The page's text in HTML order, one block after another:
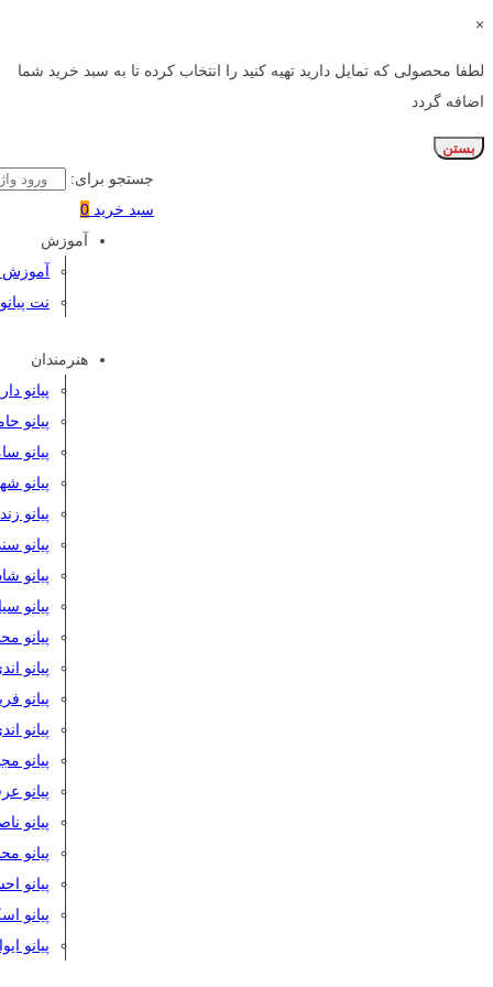
×
لطفا محصولی که تمایل دارید تهیه کنید را انتخاب کرده تا به سبد خرید شما
اضافه گردد
بستن
جستجو برای:
سبد خرید 0
آموزش
آموزش
نت پیانو
هنرمندان
پیانو
پیانو
پیانو
پیانو
پیانو
پیانو
پیانو
پیانو
پیانو
پیانو
پیانو
پیانو
پیانو
پیانو
پیانو
پیانو
پیانو
پیانو
پیانو